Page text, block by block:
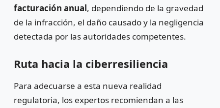
facturación anual, dependiendo de la gravedad
de la infracción, el daño causado y la negligencia
detectada por las autoridades competentes.
Ruta hacia la ciberresiliencia
Para adecuarse a esta nueva realidad
regulatoria, los expertos recomiendan a las